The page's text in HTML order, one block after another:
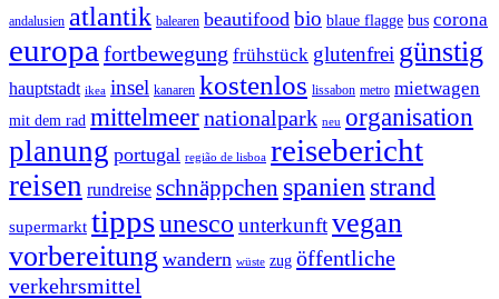
andalusien atlantik balearen beautifood bio blaue flagge bus corona
europa fortbewegung frühstück glutenfrei günstig
hauptstadt ikea insel kanaren kostenlos lissabon metro mietwagen
mit dem rad mittelmeernationalpark neu organisation
planung portugal região de lisboa reisebericht
reisen rundreise schnäppchen spanien strand
supermarkt tippsunesco unterkunftvegan
vorbereitung wandern wüste zug öffentliche
verkehrsmittel